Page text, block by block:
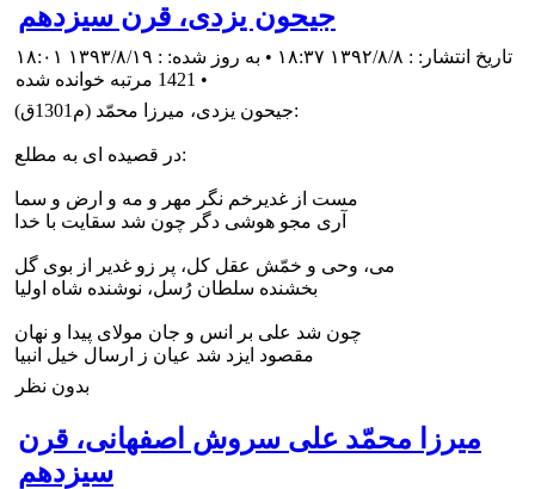
جيحون يزدى، قرن سیزدهم
تاریخ انتشار: : ۱۳۹۲/۸/۸ ۱۸:۳۷ • به روز شده: : ۱۳۹۳/۸/۱۹ ۱۸:۰۱
• 1421 مرتبه خوانده شده
جيحون يزدى، ميرزا محمّد (م1301ق):
در قصيده اى به مطلع:
مست از غديرخم نگر مهر و مه و ارض و سما
آرى مجو هوشى دگر چون شد سقايت با خدا
مى، وحى و خمّش عقل كل، پر زو غدير از بوى گل
بخشنده سلطان رُسل، نوشنده شاه اوليا
چون شد على بر انس و جان مولاى پيدا و نهان
مقصود ايزد شد عيان ز ارسال خيل انبيا
بدون نظر
ميرزا محمّد على سروش اصفهانى، قرن
سیزدهم